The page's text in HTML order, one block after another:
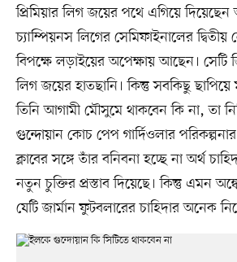
প্রিমিয়ার লিগ জয়ের পথে এগিয়ে
চ্যাম্পিয়নস লিগের সেমিফাইনালের দ্বিতীয়
বিপক্ষে লড়াইয়ের অপেক্ষায় আছেন। সেটি
লিগ জয়ের হাতছানি। কিন্তু সবকিছু ছাপিয়ে
তিনি আগামী মৌসুমে থাকবেন কি না, তা
গুন্দোয়ান কোচ পেপ গার্দিওলার
ক্লাবের সঙ্গে তাঁর বনিবনা হচ্ছে না অর্থ
নতুন চুক্তির প্রস্তাব দিয়েছে। কিন্তু এমন
যেটি জার্মান ফুটবলারের চাহিদার অনেক